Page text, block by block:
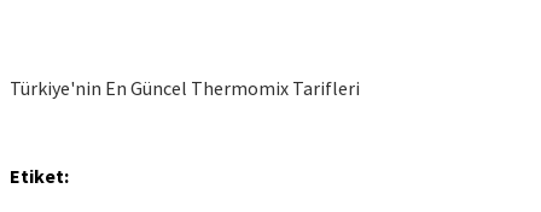
Türkiye'nin En Güncel Thermomix Tarifleri
Etiket: